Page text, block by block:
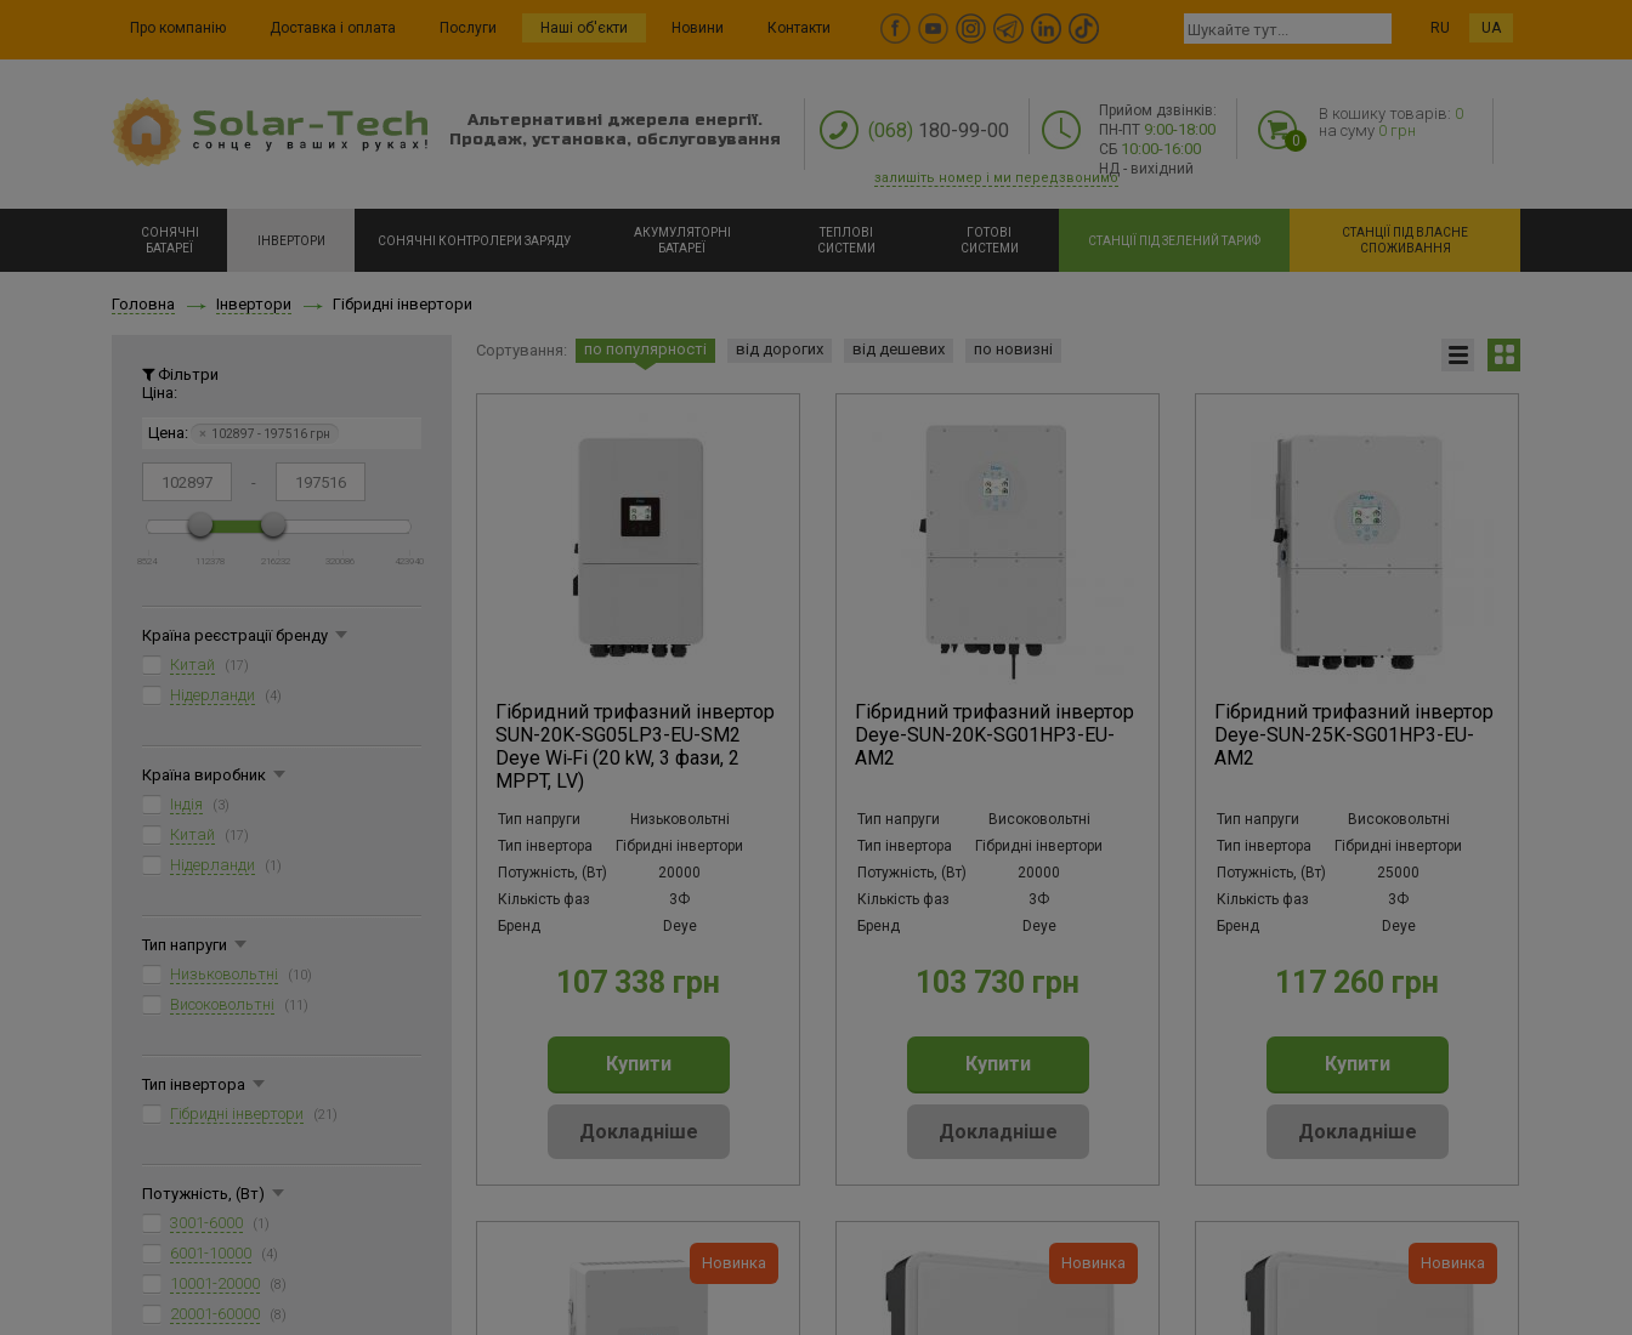
Про компанію Доставка і оплата Послуги Наші об'єкти Новини Контакти RU UA
Альтернативні джерела енергії.
Продаж, установка, обслуговування
(068) 180-99-00
Прийом дзвінків:
ПН-ПТ 9:00-18:00
СБ 10:00-16:00
НД - вихідний
0
В кошику товарів: 0
на суму 0 грн
залишіть номер і ми передзвонимо
СОНЯЧНІ
БАТАРЕЇ
ІНВЕРТОРИ СОНЯЧНІ КОНТРОЛЕРИ ЗАРЯДУ
АКУМУЛЯТОРНІ
БАТАРЕЇ
ТЕПЛОВІ
СИСТЕМИ
ГОТОВІ
СИСТЕМИ
СТАНЦІЇ ПІД ЗЕЛЕНИЙ ТАРИФ
СТАНЦІЇ ПІД ВЛАСНЕ
СПОЖИВАННЯ
Головна Інвертори Гібридні інвертори
Фільтри
Ціна:
Цена: × 102897 - 197516 грн
-
8524 112378 216232 320086 423940
Країна реєстрації бренду
Китай
(17)
Нідерланди (4)
Країна виробник
Індія
(3)
Китай (17)
Нідерланди (1)
Тип напруги
Низьковольтні
(10)
Високовольтні (11)
Тип інвертора
Гібридні інвертори
(21)
Потужність, (Вт)
3001-6000
(1)
6001-10000 (4)
10001-20000 (8)
20001-60000 (8)
Сортування: по популярності від дорогих від дешевих по новизні
Гібридний трифазний інвертор
SUN-20K-SG05LP3-EU-SM2
Deye Wi‑Fi (20 kW, 3 фази, 2
MPPT, LV)
Тип напруги
Низьковольтні
Тип інвертора
Гібридні інвертори
Потужність, (Вт)
20000
Кількість фаз
3Ф
Бренд
Deye
107 338 грн
Купити
Докладніше
Гібридний трифазний інвертор
Deye-SUN-20K-SG01HP3-EU-
AM2
Тип напруги
Високовольтні
Тип інвертора
Гібридні інвертори
Потужність, (Вт)
20000
Кількість фаз
3Ф
Бренд
Deye
103 730 грн
Купити
Докладніше
Гібридний трифазний інвертор
Deye-SUN-25K-SG01HP3-EU-
AM2
Тип напруги
Високовольтні
Тип інвертора
Гібридні інвертори
Потужність, (Вт)
25000
Кількість фаз
3Ф
Бренд
Deye
117 260 грн
Купити
Докладніше
Новинка Новинка Новинка